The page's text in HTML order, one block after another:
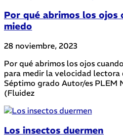
Por qué abrimos los ojos
miedo
28 noviembre, 2023
Por qué abrimos los ojos
para medir la velocidad lectora
Séptimo grado Autor/es PLEM
(Fluidez
Los insectos duermen